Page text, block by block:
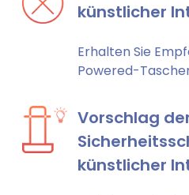
künstlicher
Erhalten Sie
Powered-
Vorschlag
künstlicher